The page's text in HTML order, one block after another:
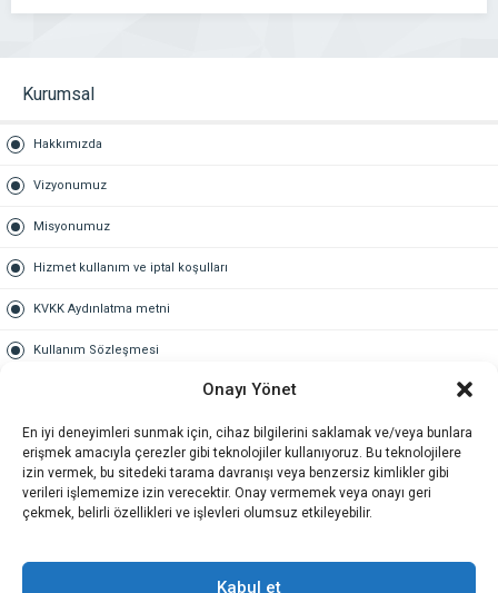
Onayı Yönet
En iyi deneyimleri sunmak için, cihaz bilgilerini saklamak ve/veya bunlara
erişmek amacıyla çerezler gibi teknolojiler kullanıyoruz. Bu teknolojilere
izin vermek, bu sitedeki tarama davranışı veya benzersiz kimlikler gibi
verileri işlememize izin verecektir. Onay vermemek veya onayı geri
çekmek, belirli özellikleri ve işlevleri olumsuz etkileyebilir.
Kabul et
ihtiyaca […]
Kurumsal
Hakkımızda
Vizyonumuz
Misyonumuz
Hizmet kullanım ve iptal koşulları
KVKK Aydınlatma metni
Kullanım Sözleşmesi
Gold üyelik nedir
Kariyer